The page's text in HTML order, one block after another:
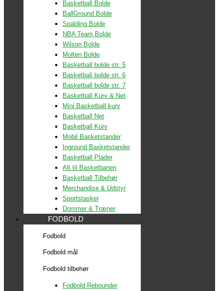
Basketball Bolde
BallGround Bolde
Spalding Bolde
NBA Team Bolde
Wilson Bolde
Molten Bolde
Basketball bolde str. 5
Basketball bolde str. 6
Basketball bolde str. 7
Basketball Kurv & Net
Mini Basketball kurv
Basketball Net
Basketball Kurv
Mobil Basketstander
Inground Basketstander
Basketball Plader
Alt til Basketbanen
Basketball Tilbehør
Merchandise & Udstyr
Sportstasker
Dommer & Træner
FODBOLD
Fodbold
Fodbold mål
Fodbold tilbehør
Fodbold Rebounder